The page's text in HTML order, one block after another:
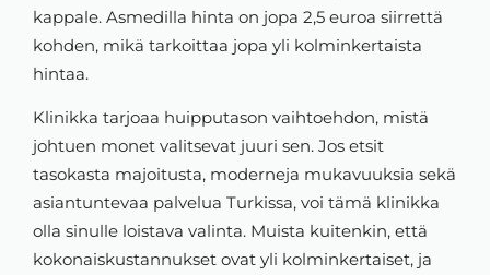
kappale. Asmedilla hinta on jopa 2,5 euroa siirrettä
kohden, mikä tarkoittaa jopa yli kolminkertaista
hintaa.
Klinikka tarjoaa huipputason vaihtoehdon, mistä
johtuen monet valitsevat juuri sen. Jos etsit
tasokasta majoitusta, moderneja mukavuuksia sekä
asiantuntevaa palvelua Turkissa, voi tämä klinikka
olla sinulle loistava valinta. Muista kuitenkin, että
kokonaiskustannukset ovat yli kolminkertaiset, ja